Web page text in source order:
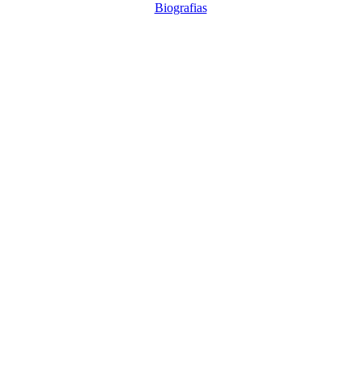
Biografias